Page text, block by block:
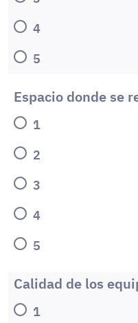
4
5
Espacio donde se
1
2
3
4
5
Calidad de los
1